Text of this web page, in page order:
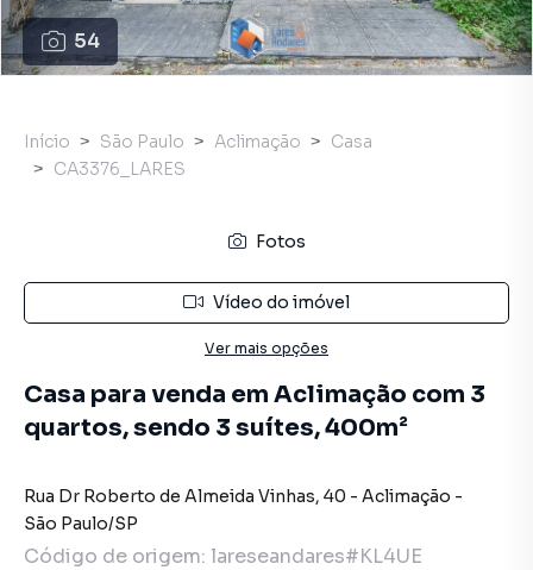
54
Início São Paulo Aclimação
Casa
CA3376_LARES
Fotos
Vídeo do imóvel
Ver mais opções
Casa para venda em Aclimação com 3
quartos, sendo 3 suítes, 400m²
Rua Dr Roberto de Almeida Vinhas, 40 - Aclimação -
São Paulo/SP
Código de origem: lareseandares#KL4UE